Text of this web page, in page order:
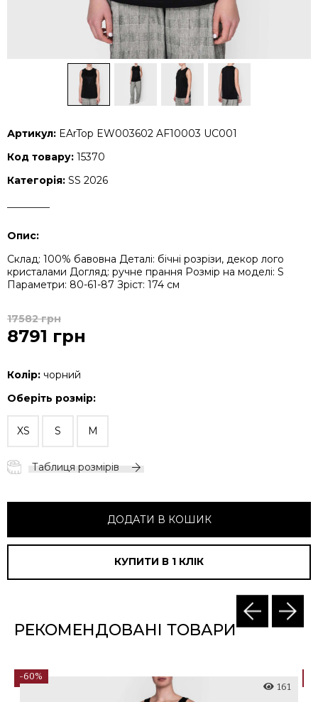
Артикул: EArTop EW003602 AF10003 UC001
Код товару: 15370
Категорія: SS 2026
Опис:
Склад: 100% бавовна Деталі: бічні розрізи, декор лого
кристалами Догляд: ручне прання Розмір на моделі: S
Параметри: 80-61-87 Зріст: 174 см
17582 грн
8791 грн
Колір: чорний
Оберіть розмір:
XS S M
Таблиця розмірів
ДОДАТИ В КОШИК
КУПИТИ В 1 КЛIК
РЕКОМЕНДОВАНІ ТОВАРИ
-60%
161